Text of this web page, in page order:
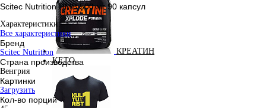
КРЕАТИН
KETO
Scitec Nutrition HMB 500 мг 90 капсул
Характеристики:
Все характеристики
Бренд
Scitec Nutrition
Страна производства
Венгрия
Картинки
Загрузить
Кол-во порций